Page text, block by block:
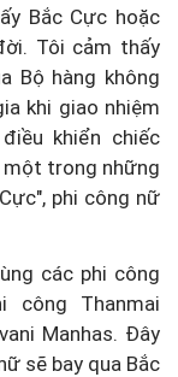
Bắc Cực hoặc
Tôi cảm thấy
Bộ hàng không
khi giao nhiệm
khiển chiếc
một trong những
phi công nữ
các phi công
công Thanmai
Manhas. Đây
sẽ bay qua Bắc